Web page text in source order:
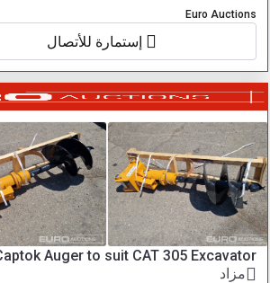
Euro Auctions
إستمارة للأتصال
Auger to suit CAT 305 Excavator
مزاد